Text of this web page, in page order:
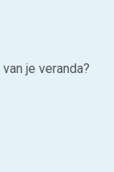
je veranda?